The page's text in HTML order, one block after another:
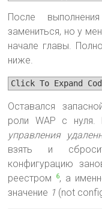
После
замениться, но у
начале главы.
ниже.
Click To Expand
Оставался
роли WAP с
управления
взять и
конфигурацию
реестром
6, а
значение 1 (not